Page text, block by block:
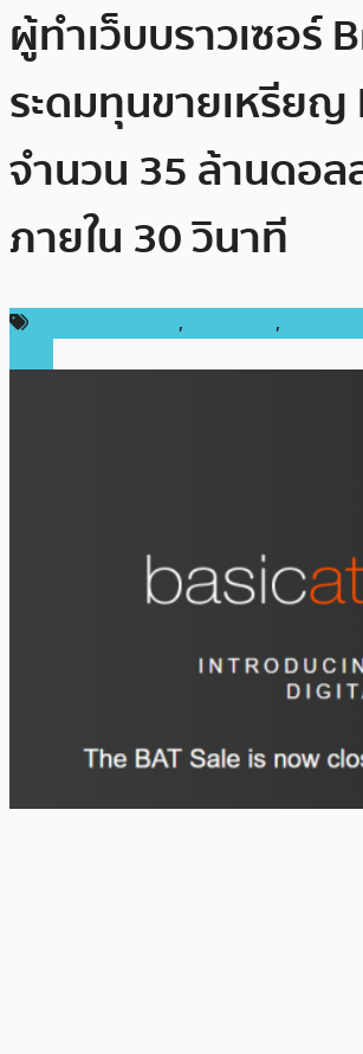
ผู้ทำเว็บบราวเซอร์
ระดมทุนขายเหรียญ
จำนวน 35 ล้านดอ
ภายใน 30 วินาที
, ,